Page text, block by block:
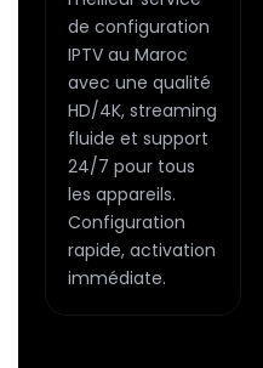
de configuration
IPTV au Maroc
avec une qualité
HD/4K, streaming
fluide et support
24/7 pour tous
les appareils.
Configuration
rapide, activation
immédiate.